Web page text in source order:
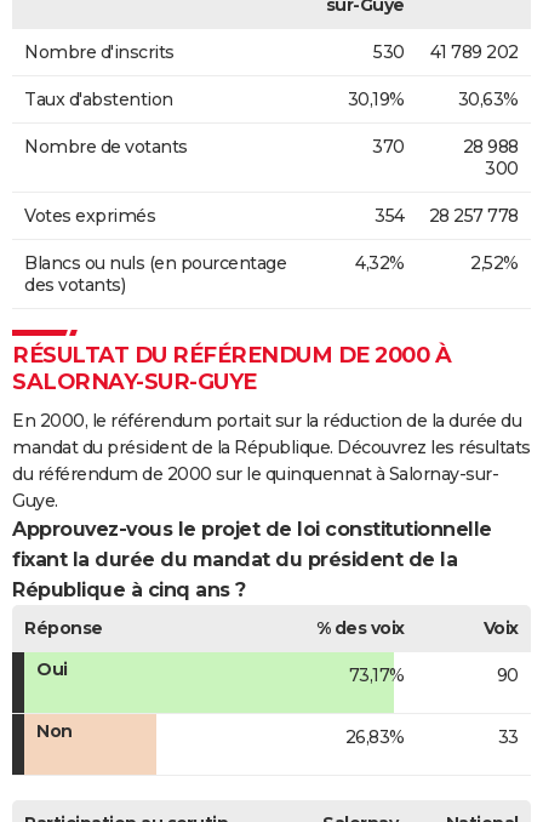
sur-Guye
Nombre d'inscrits 530 41 789 202
Taux d'abstention 30,19% 30,63%
Nombre de votants 370
28 988
300
Votes exprimés 354 28 257 778
Blancs ou nuls (en pourcentage
des votants)
4,32% 2,52%
RÉSULTAT DU RÉFÉRENDUM DE 2000 À
SALORNAY-SUR-GUYE
En 2000, le référendum portait sur la réduction de la durée du
mandat du président de la République. Découvrez les résultats
du référendum de 2000 sur le quinquennat à Salornay-sur-
Guye.
Approuvez-vous le projet de loi constitutionnelle
fixant la durée du mandat du président de la
République à cinq ans ?
Réponse % des voix
Voix
Oui
73,17% 90
Non 26,83% 33